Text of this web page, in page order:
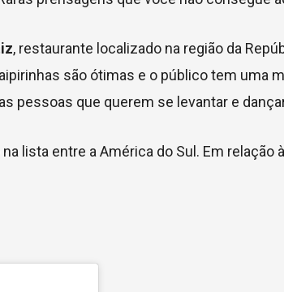
, restaurante localizado na região da
são ótimas e o público tem uma
pessoas que querem se levantar e
lista entre a América do Sul. Em relação